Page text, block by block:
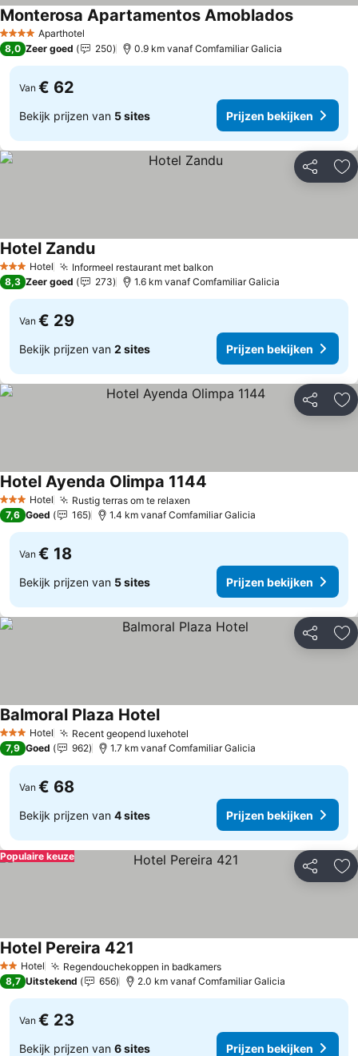
4 SterrenAparthotel
Monterosa Apartamentos AmobladosPrijzen
8,0 Zeer goed 250 0.9 km vanaf Comfamiliar Galicia
Van € 62
Bekijk prijzen van 5 sites Prijzen bekijken
Delen
3 SterrenHotel Informeel restaurant met balkon
Hotel ZanduPrijzen bekijken
8,3 Zeer goed 273 1.6 km vanaf Comfamiliar Galicia
Van € 29
Bekijk prijzen van 2 sites Prijzen bekijken
Delen
3 SterrenHotel Rustig terras om te relaxen
Hotel Ayenda Olimpa 1144
7,6 Goed 165 1.4 km vanaf Comfamiliar Galicia
Van € 18
Bekijk prijzen van 5 sites Prijzen bekijken
Delen
3 SterrenHotel Recent geopend luxehotel
Balmoral Plaza HotelPrijzen bekijken
7,9 Goed 962 1.7 km vanaf Comfamiliar Galicia
Van € 68
Bekijk prijzen van 4 sites Prijzen bekijken
Delen
Populaire keuze
2 Sterren
Hotel Regendouchekoppen in badkamersPrijzen bekijken
Hotel Pereira 421
8,7 Uitstekend 656 2.0 km vanaf Comfamiliar Galicia
Van € 23
Bekijk prijzen van 6 sites Prijzen bekijken